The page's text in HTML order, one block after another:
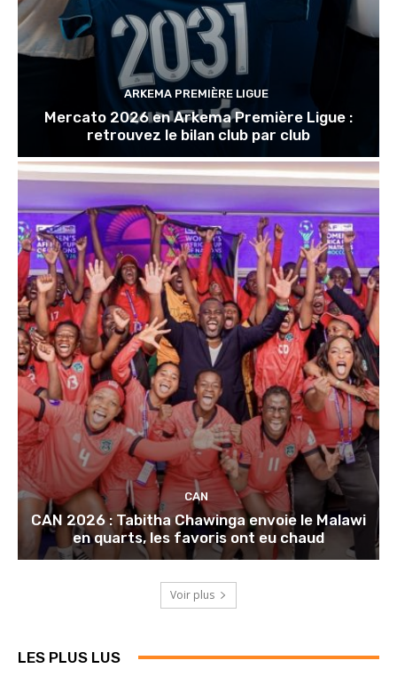
ARKEMA PREMIÈRE LIGUE
Mercato 2026 en Arkema Première Ligue :
retrouvez le bilan club par club
CAN
CAN 2026 : Tabitha Chawinga envoie le Malawi
en quarts, les favoris ont eu chaud
Voir plus
LES PLUS LUS